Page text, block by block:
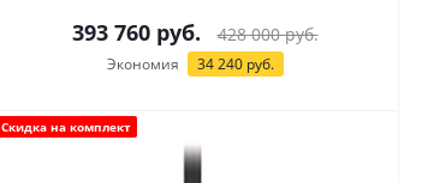
393 760руб. 428 000руб.
Экономия 34 240руб.
Скидка на комплект